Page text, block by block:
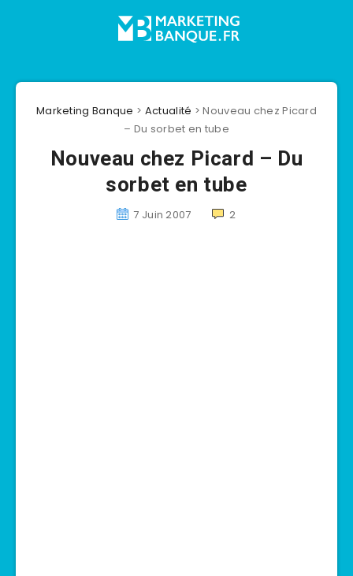
Marketing Banque > Actualité >Nouveau chez Picard
– Du sorbet en tube
Nouveau chez Picard – Du
sorbet en tube
7 Juin 2007 2